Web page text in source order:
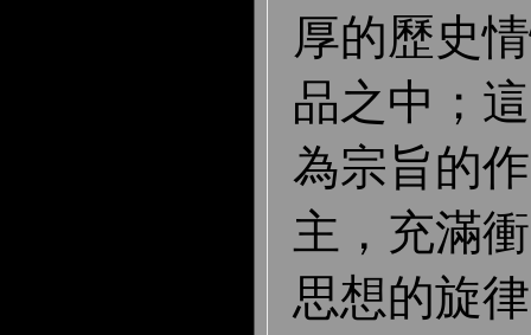
厚的歷史
品之中；
為宗旨的
主，充滿
思想的旋